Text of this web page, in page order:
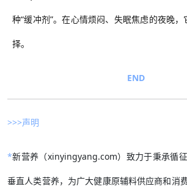
种“缓冲剂”。在心情烦闷、失眠焦虑的夜晚
择。
END
>>>声明
*新营养（xinyingyang.com）致力于秉承循
垂直人类营养，为广大健康原辅料供应商和消